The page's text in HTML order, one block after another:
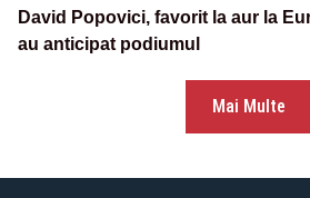
David Popovici, favorit la aur la
au anticipat podiumul
Mai Multe